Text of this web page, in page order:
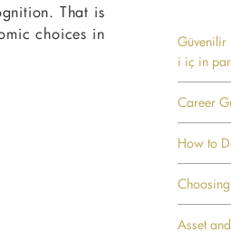
That is
choices in
Güvenilir
i iç in
Career
How to
Asset